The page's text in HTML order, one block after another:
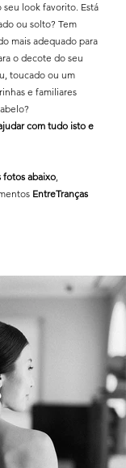
seu look favorito. Está
ou solto? Tem
mais adequado para
o decote do seu
toucado ou um
e familiares
com tudo isto e
fotos abaixo,
EntreTranças